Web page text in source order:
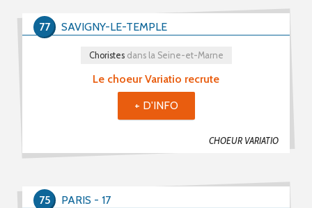
Le choeur Variatio recrute
CHOEUR VARIATIO
Choristesdans la Seine-et-Marne
SAVIGNY-LE-TEMPLE
77
+ D'INFO
PARIS - 17
75